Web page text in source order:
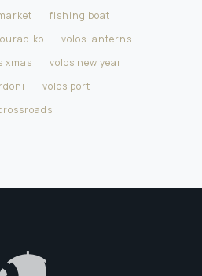
fishing boat
volos lanterns
xmas
volos new year
volos port